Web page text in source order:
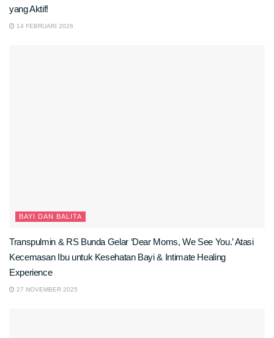
yang Aktif!
14 FEBRUARI 2026
BAYI DAN BALITA
Transpulmin & RS Bunda Gelar ‘Dear Moms, We See You.’ Atasi
Kecemasan Ibu untuk Kesehatan Bayi & Intimate Healing
Experience
27 NOVEMBER 2025